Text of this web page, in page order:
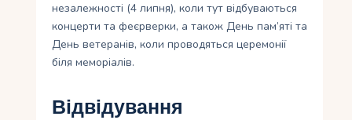
незалежності (4 липня), коли тут відбуваються
концерти та феєрверки, а також День пам’яті та
День ветеранів, коли проводяться церемонії
біля меморіалів.
Відвідування